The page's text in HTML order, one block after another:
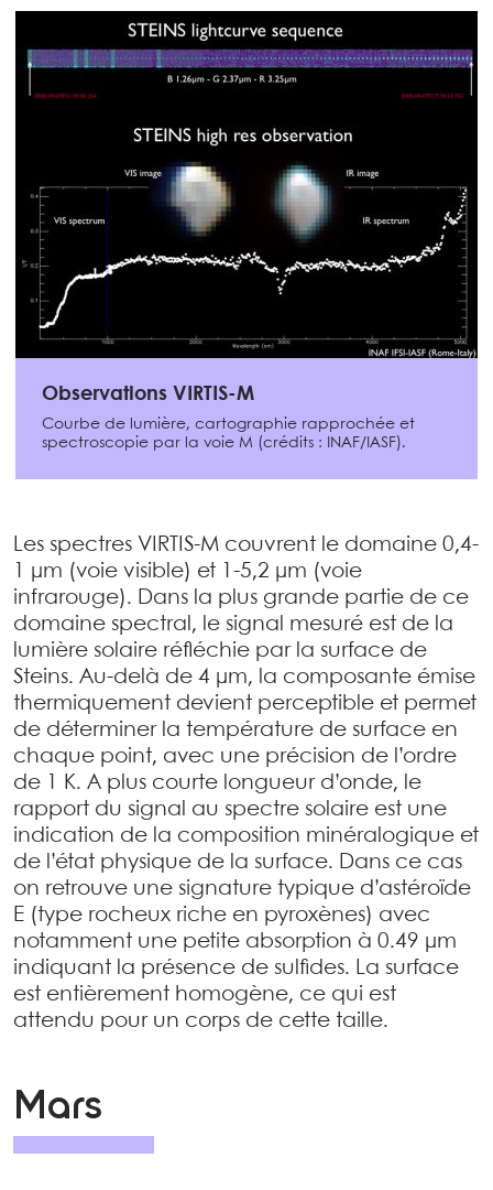
Observations VIRTIS-M
Courbe de lumière, cartographie rapprochée et
spectroscopie par la voie M (crédits : INAF/IASF).
Les spectres VIRTIS-M couvrent le domaine 0,4-
1 µm (voie visible) et 1-5,2 µm (voie
infrarouge). Dans la plus grande partie de ce
domaine spectral, le signal mesuré est de la
lumière solaire réfléchie par la surface de
Steins. Au-delà de 4 µm, la composante émise
thermiquement devient perceptible et permet
de déterminer la température de surface en
chaque point, avec une précision de l’ordre
de 1 K. A plus courte longueur d’onde, le
rapport du signal au spectre solaire est une
indication de la composition minéralogique et
de l’état physique de la surface. Dans ce cas
on retrouve une signature typique d’astéroïde
E (type rocheux riche en pyroxènes) avec
notamment une petite absorption à 0.49 µm
indiquant la présence de sulfides. La surface
est entièrement homogène, ce qui est
attendu pour un corps de cette taille.
Mars